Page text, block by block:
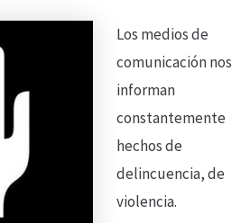
Los medios de
comunicación nos
informan
constantemente
hechos de
delincuencia, de
violencia.